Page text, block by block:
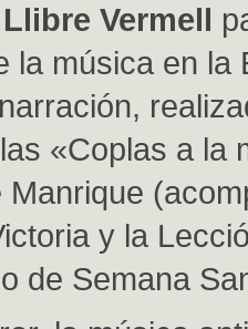
Vermell
la música en la
«Coplas a la
Manrique
y la
de Semana